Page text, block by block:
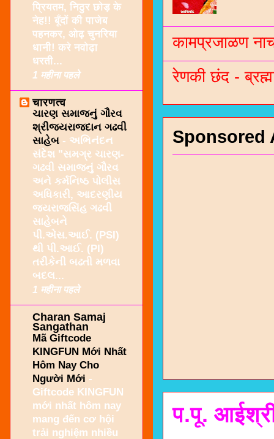
कामप्रजाळण
रेणकी छंद -
Sponsored
प.पू.
प्रियतम, निठुर छोड़ के
नेह!! बूँदों की पाजेब
पहनकर, ओढ़ चुनरिया
धानी! करे नवोढ़ा
धरती...
1 महीना पहले
चारणत्व
ચારણ સમાજનું ગૌરવ
શ્રીજયરાજદાન ગઢવી
સાહેબ - અભિનંદન
સંદેશ "સમગ્ર ચારણ-
ગઢવી સમાજનું ગૌરવ
અને કર્મનિષ્ઠ પોલીસ
અધિકારી, આદરણીય
જયરાજસિંહ ગઢવી
સાહેબને
પી.એસ.આઈ. (PSI)
થી પી.આઈ. (PI)
તરીકેની બઢતી મળવા
બદલ...
1 महीना पहले
Charan Samaj
Sangathan
Mã Giftcode
KINGFUN Mới Nhất
Hôm Nay Cho
Người Mới -
Giftcode KINGFUN
mới nhất hôm nay
mang đến cơ hội
trải nghiệm nhiều